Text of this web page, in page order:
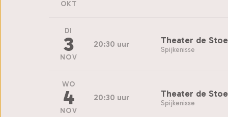
OKT
DI
3
NOV
20:30 uur Theater de
Spijkenisse
WO
4
NOV
20:30 uur Theater de
Spijkenisse